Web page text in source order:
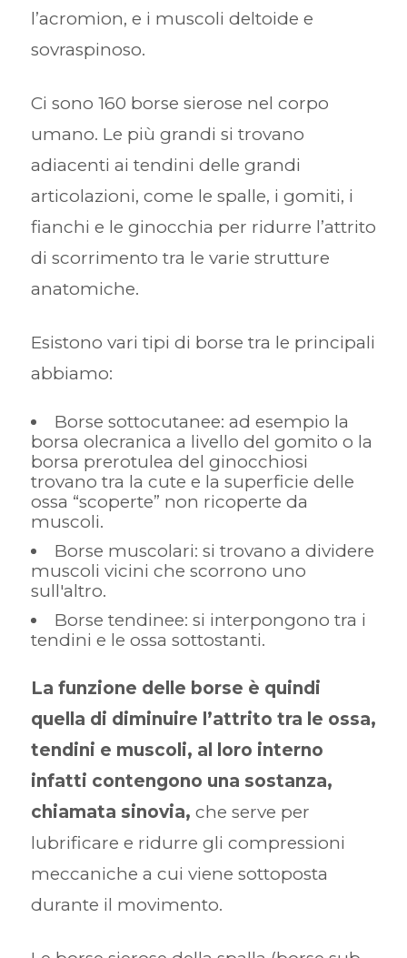
l’acromion, e i muscoli deltoide e
sovraspinoso.
Ci sono 160 borse sierose nel corpo
umano. Le più grandi si trovano
adiacenti ai tendini delle grandi
articolazioni, come le spalle, i gomiti, i
fianchi e le ginocchia per ridurre l’attrito
di scorrimento tra le varie strutture
anatomiche.
Esistono vari tipi di borse tra le principali
abbiamo:
Borse sottocutanee: ad esempio la
borsa olecranica a livello del gomito o la
borsa prerotulea del ginocchiosi
trovano tra la cute e la superficie delle
ossa “scoperte” non ricoperte da
muscoli.
Borse muscolari: si trovano a dividere
muscoli vicini che scorrono uno
sull'altro.
Borse tendinee: si interpongono tra i
tendini e le ossa sottostanti.
La funzione delle borse è quindi
quella di diminuire l’attrito tra le ossa,
tendini e muscoli, al loro interno
infatti contengono una sostanza,
chiamata sinovia, che serve per
lubrificare e ridurre gli compressioni
meccaniche a cui viene sottoposta
durante il movimento.